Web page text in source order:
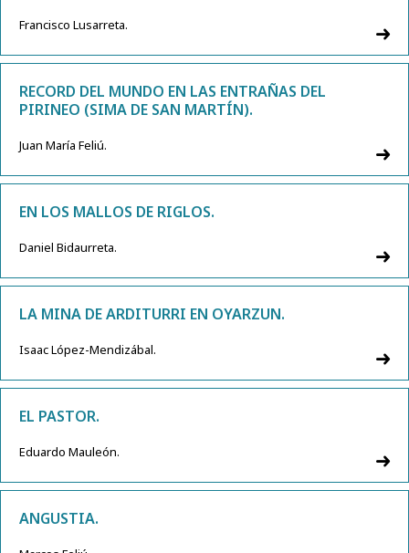
Francisco Lusarreta.
RECORD DEL MUNDO EN LAS ENTRAÑAS DEL
PIRINEO (SIMA DE SAN MARTÍN).
Juan María Feliú.
EN LOS MALLOS DE RIGLOS.
Daniel Bidaurreta.
LA MINA DE ARDITURRI EN OYARZUN.
Isaac López-Mendizábal.
EL PASTOR.
Eduardo Mauleón.
ANGUSTIA.